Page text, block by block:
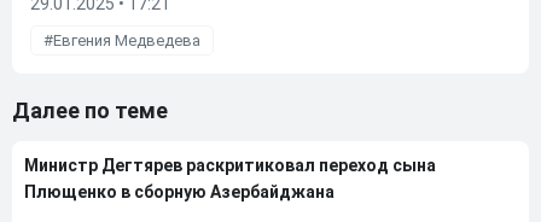
Евгения Медведева
Далее по теме
Министр Дегтярев раскритиковал переход сына
Плющенко в сборную Азербайджана